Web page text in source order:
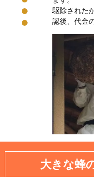
駆除された
認後、代金
大きな蜂